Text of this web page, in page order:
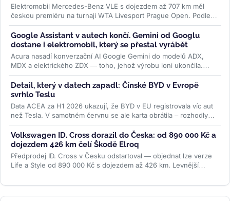
Elektromobil Mercedes-Benz VLE s dojezdem až 707 km měl
českou premiéru na turnaji WTA Livesport Prague Open. Podle
konfigurátoru automobilky...>>
Google Assistant v autech končí. Gemini od Googlu
dostane i elektromobil, který se přestal vyrábět
Acura nasadí konverzační AI Google Gemini do modelů ADX,
MDX a elektrického ZDX — toho, jehož výrobu loni ukončila.
Přidává se k vlně,...>>
Detail, který v datech zapadl: Čínské BYD v Evropě
svrhlo Teslu
Data ACEA za H1 2026 ukazují, že BYD v EU registrovala víc aut
než Tesla. V samotném červnu se ale karta obrátila – rozhodly
ceny paliv i...>>
Volkswagen ID. Cross dorazil do Česka: od 890 000 Kč a
dojezdem 426 km čelí Škodě Elroq
Předprodej ID. Cross v Česku odstartoval — objednat lze verze
Life a Style od 890 000 Kč s dojezdem až 426 km. Levnější